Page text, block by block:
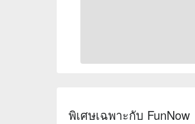
พิเศษเฉพาะกับ FunNow